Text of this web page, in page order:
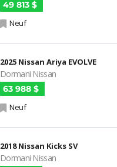
49 813 $
Neuf
2025 Nissan Ariya EVOLVE
Dormani Nissan
63 988 $
Neuf
2018 Nissan Kicks SV
Dormani Nissan